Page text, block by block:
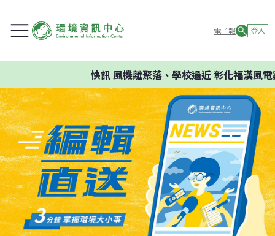
電子報 登入
快訊風機離聚落、學校過近 彰化福漢風電